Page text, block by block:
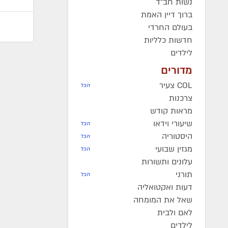
ברוך דיין האמת
בעולם החרדי
חדשות כלליות
לילדים
מדורים
COL צעיר הכל
צרכנות
מראות קודש
שיעורי וידאו
הכל
היסטוריה הכל
מגזין שבועי הכל
עלונים ותשורות
תורני
הכל
דעות ואקטואליה
שאל את המומחה
לאם ולבית
לילדים